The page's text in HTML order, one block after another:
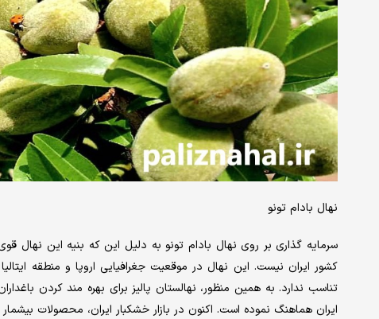
نهال بادام تونو
سرمایه گذاری بر روی نهال بادام تونو به دلیل این که بنیه این
کشور ایران نیست. این نهال در موقعیت جغرافیایی اروپا و منطقه
تناسب ندارد. به همین منظور، نهالستان پالیز برای بهره مند کردن
ایران هماهنگ نموده است. اکنون در بازار خشکبار ایران، محصولات